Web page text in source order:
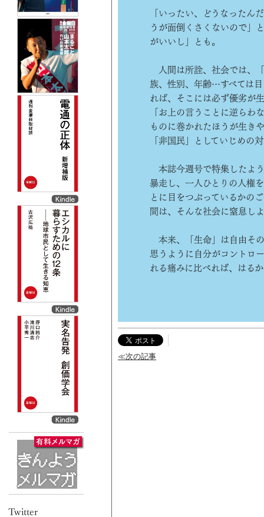
「いったい、どうなったん
うが面倒くさくないので」
がいいし」とも。
人間は所詮、社会では、
族、性別、年齢…すべては
れば、そこには必ず優劣が
「お上の言うことに逆らわ
ものに巻かれたほうが生き
「非国民」としていじめの
本誌今週号で特集したよ
暴走し、一人ひとりの人権
とに目をつぶっているかの
間は、そんな社会に窒息し
本来、「生命」は自由そ
思うように自分がコントロ
れる痛みに比べれば、はる
≪次の記事